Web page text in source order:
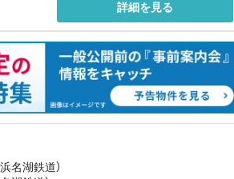
詳細を見る
名湖鉄道）